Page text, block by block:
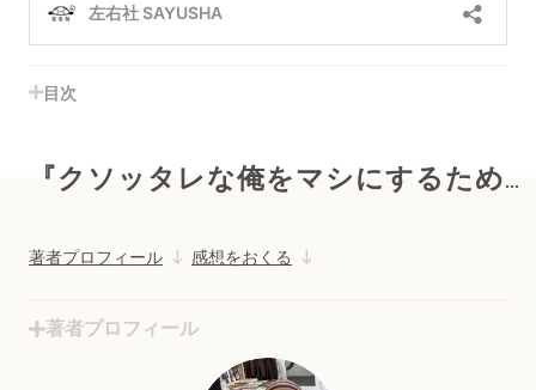
目次
『クソッタレな俺をマシにするための生活革命』
著者プロフィール 感想をおくる
著者プロフィール